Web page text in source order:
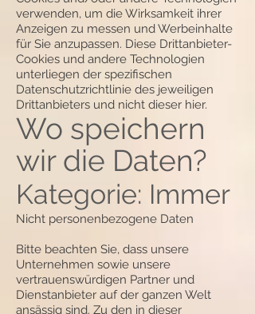
verwenden, um die Wirksamkeit ihrer
Anzeigen zu messen und Werbeinhalte
für Sie anzupassen. Diese Drittanbieter-
Cookies und andere Technologien
unterliegen der spezifischen
Datenschutzrichtlinie des jeweiligen
Drittanbieters und nicht dieser hier.
Wo speichern
wir die Daten?
Kategorie: Immer
Nicht personenbezogene Daten
Bitte beachten Sie, dass unsere
Unternehmen sowie unsere
vertrauenswürdigen Partner und
Dienstanbieter auf der ganzen Welt
ansässig sind. Zu den in dieser